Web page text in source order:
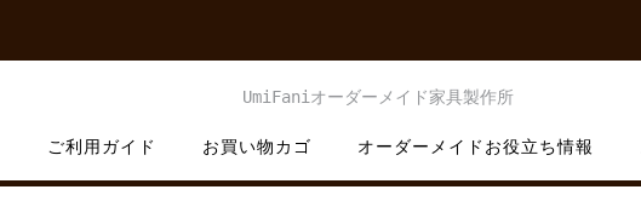
ご利用ガイド お買い物カゴ オーダーメイドお役立ち情報